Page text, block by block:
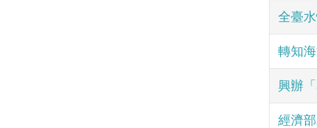
全臺
轉知
興辦
經濟